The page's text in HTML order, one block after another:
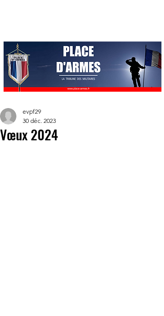
Vœux 2024
evpf29
30 déc. 2023